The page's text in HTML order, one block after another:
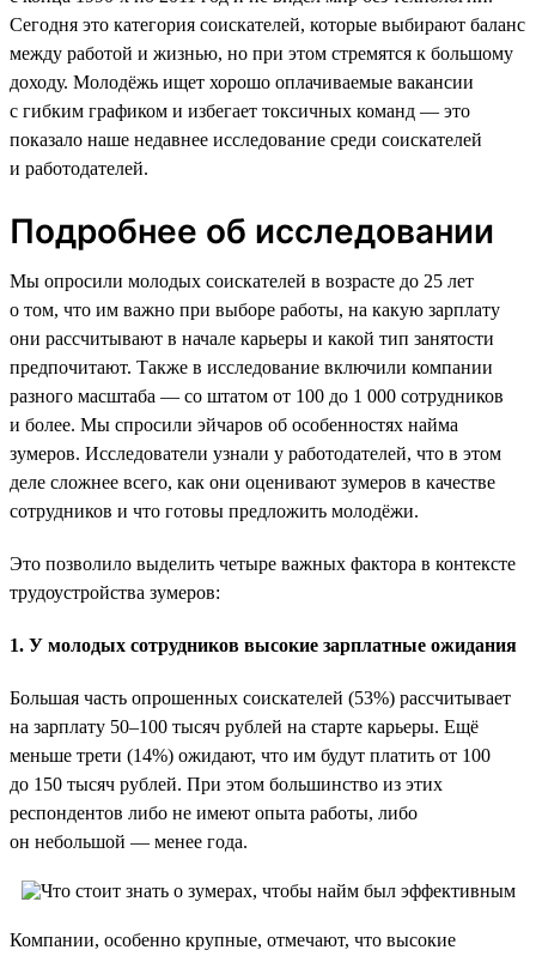
Сегодня это категория соискателей, которые выбирают баланс
между работой и жизнью, но при этом стремятся к большому
доходу. Молодёжь ищет хорошо оплачиваемые вакансии
с гибким графиком и избегает токсичных команд — это
показало наше недавнее исследование среди соискателей
и работодателей.
Подробнее об исследовании
Мы опросили молодых соискателей в возрасте до 25 лет
о том, что им важно при выборе работы, на какую зарплату
они рассчитывают в начале карьеры и какой тип занятости
предпочитают. Также в исследование включили компании
разного масштаба — со штатом от 100 до 1 000 сотрудников
и более. Мы спросили эйчаров об особенностях найма
зумеров. Исследователи узнали у работодателей, что в этом
деле сложнее всего, как они оценивают зумеров в качестве
сотрудников и что готовы предложить молодёжи.
Это позволило выделить четыре важных фактора в контексте
трудоустройства зумеров:
1. У молодых сотрудников высокие зарплатные ожидания
Большая часть опрошенных соискателей (53%) рассчитывает
на зарплату 50–100 тысяч рублей на старте карьеры. Ещё
меньше трети (14%) ожидают, что им будут платить от 100
до 150 тысяч рублей. При этом большинство из этих
респондентов либо не имеют опыта работы, либо
он небольшой — менее года.
Компании, особенно крупные, отмечают, что высокие